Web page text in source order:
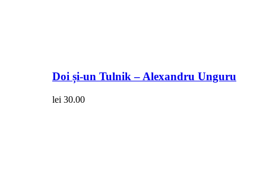
Doi și-un Tulnik – Alexandru Unguru
lei 30.00